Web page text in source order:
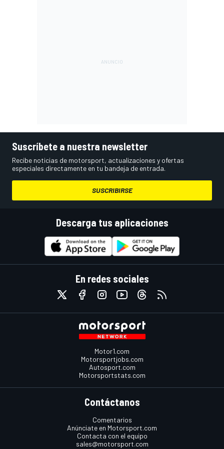
Suscríbete a nuestra newsletter
Recibe noticias de motorsport, actualizaciones y ofertas
especiales directamente en tu bandeja de entrada.
SUSCRIBIRSE
Descarga tus aplicaciones
En redes sociales
Motor1.com
Motorsportjobs.com
Autosport.com
Motorsportstats.com
Contáctanos
Comentarios
Anúnciate en Motorsport.com
Contacta con el equipo
sales@motorsport.com